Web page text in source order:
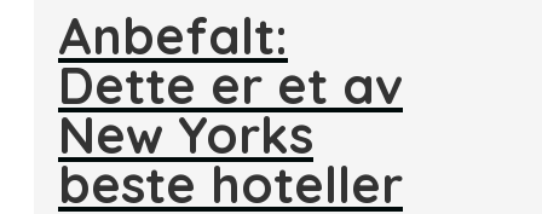
Anbefalt:
Dette er et av
New Yorks
beste hoteller